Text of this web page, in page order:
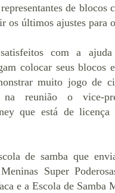
de blocos
os últimos ajustes para
com a
colocar seus blocos
muito jogo de
na reunião ovice-
que está de
de samba que
Super
e a Escola de Samba